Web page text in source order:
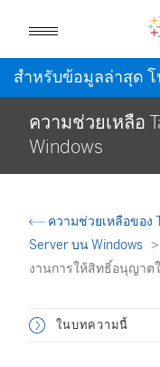
สำหรับข้อมูลล่าสุด
ความช่วยเหลือ
Windows
ความช่วยเหลือของ
Server บน Windows
งานการให้สิทธิ์อนุญาต
ในบทความนี้